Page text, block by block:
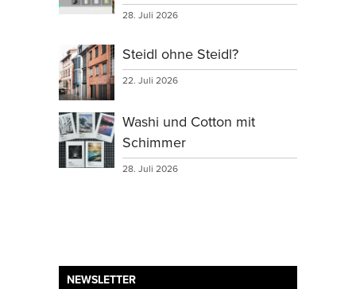
28. Juli 2026
Steidl ohne Steidl?
22. Juli 2026
Washi und Cotton mit
Schimmer
28. Juli 2026
NEWSLETTER